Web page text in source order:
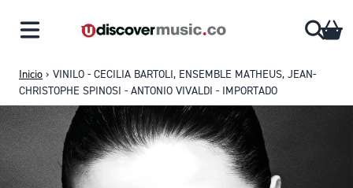
Inicio › VINILO - CECILIA BARTOLI, ENSEMBLE MATHEUS, JEAN-
CHRISTOPHE SPINOSI - ANTONIO VIVALDI - IMPORTADO